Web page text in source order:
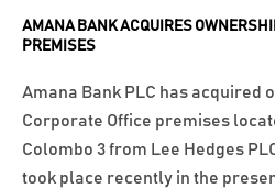
AMANA BANK ACQUIRES
PREMISES
Amana Bank PLC has acquired
Corporate Office premises
Colombo 3 from Lee Hedges
took place recently in the